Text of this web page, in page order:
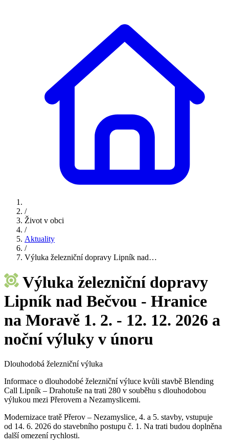
/
Život v obci
/
Aktuality
/
Výluka železniční dopravy Lipník nad…
Výluka železniční dopravy
Lipník nad Bečvou - Hranice
na Moravě 1. 2. - 12. 12. 2026 a
noční výluky v únoru
Dlouhodobá železniční výluka
Informace o dlouhodobé železniční výluce kvůli stavbě Blending
Call Lipník – Drahotuše na trati 280 v souběhu s dlouhodobou
výlukou mezi Přerovem a Nezamyslicemi.
Modernizace tratě Přerov – Nezamyslice, 4. a 5. stavby, vstupuje
od 14. 6. 2026 do stavebního postupu č. 1. Na trati budou doplněna
další omezení rychlosti.